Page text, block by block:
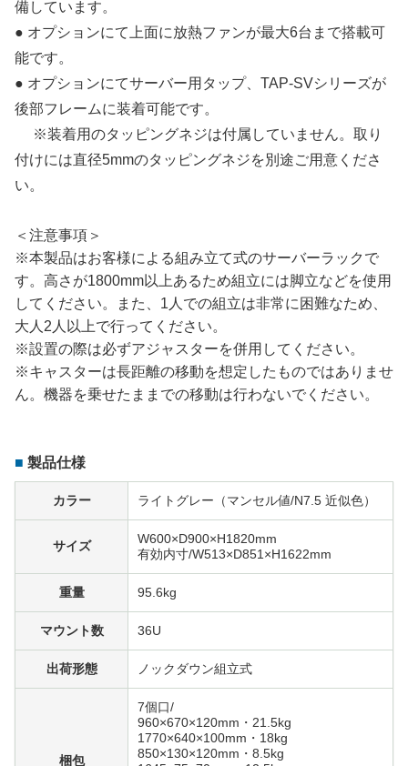
備しています。
● オプションにて上面に放熱ファンが最大6台まで搭載可
能です。
● オプションにてサーバー用タップ、TAP-SVシリーズが
後部フレームに装着可能です。
※装着用のタッピングネジは付属していません。取り
付けには直径5mmのタッピングネジを別途ご用意くださ
い。
＜注意事項＞
※本製品はお客様による組み立て式のサーバーラックで
す。高さが1800mm以上あるため組立には脚立などを使用
してください。また、1人での組立は非常に困難なため、
大人2人以上で行ってください。
※設置の際は必ずアジャスターを併用してください。
※キャスターは長距離の移動を想定したものではありませ
ん。機器を乗せたままでの移動は行わないでください。
製品仕様
カラー ライトグレー（マンセル値/N7.5 近似色）
サイズ
W600×D900×H1820mm
有効内寸/W513×D851×H1622mm
重量 95.6kg
マウント数 36U
出荷形態 ノックダウン組立式
梱包
7個口/
960×670×120mm・21.5kg
1770×640×100mm・18kg
850×130×120mm・8.5kg